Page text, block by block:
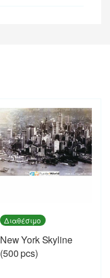
Διαθέσιμο
New York Skyline
(500 pcs)